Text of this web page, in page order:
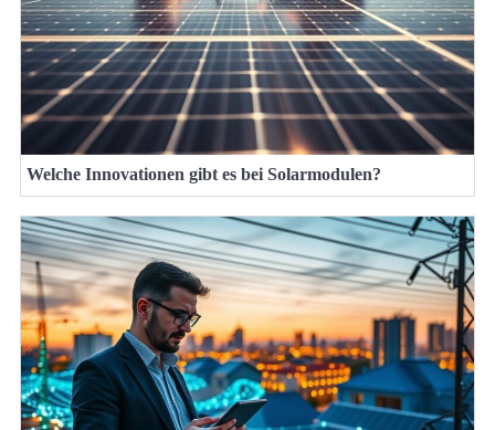
Welche Innovationen gibt es bei Solarmodulen?